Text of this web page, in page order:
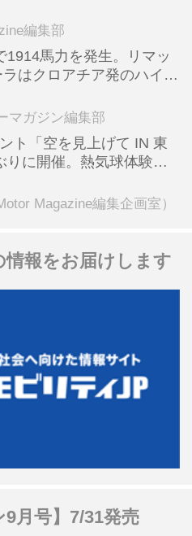
編集部
1914馬力を発生。リマッ
はクロアチア発のハイパ
マガジン編集部
ト「空を見上げて IN 東
りに開催。熱気球体験搭
Magazine編集企画室）
報をお届けします
9月号】7/31発売